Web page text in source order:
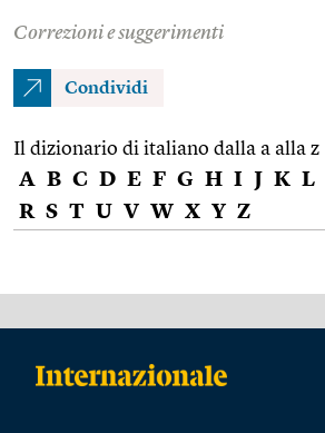
Correzioni e suggerimenti
Condividi
Il dizionario di italiano dalla a alla z
A B C D E F G H I J K L
R S T U V W X Y Z